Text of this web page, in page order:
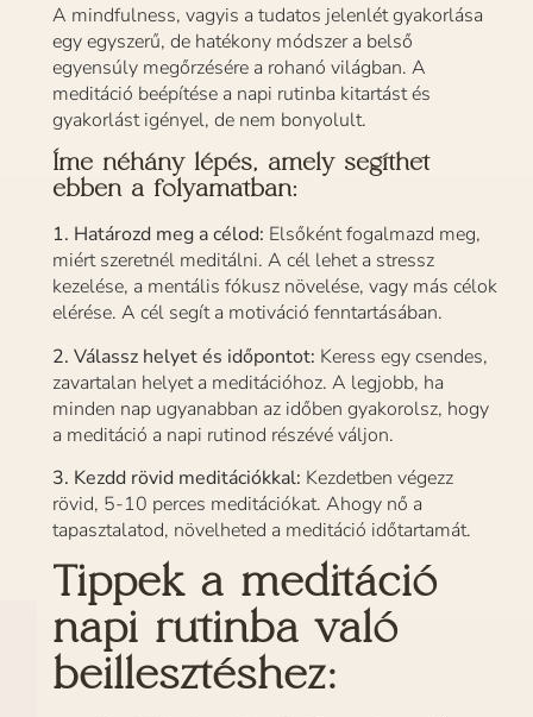
A mindfulness, vagyis a tudatos jelenlét gyakorlása
egy egyszerű, de hatékony módszer a belső
egyensúly megőrzésére a rohanó világban. A
meditáció beépítése a napi rutinba kitartást és
gyakorlást igényel, de nem bonyolult.
Íme néhány lépés, amely segíthet
ebben a folyamatban:
1. Határozd meg a célod: Elsőként fogalmazd meg,
miért szeretnél meditálni. A cél lehet a stressz
kezelése, a mentális fókusz növelése, vagy más célok
elérése. A cél segít a motiváció fenntartásában.
2. Válassz helyet és időpontot: Keress egy csendes,
zavartalan helyet a meditációhoz. A legjobb, ha
minden nap ugyanabban az időben gyakorolsz, hogy
a meditáció a napi rutinod részévé váljon.
3. Kezdd rövid meditációkkal: Kezdetben végezz
rövid, 5-10 perces meditációkat. Ahogy nő a
tapasztalatod, növelheted a meditáció időtartamát.
Tippek a meditáció
napi rutinba való
beillesztéshez: